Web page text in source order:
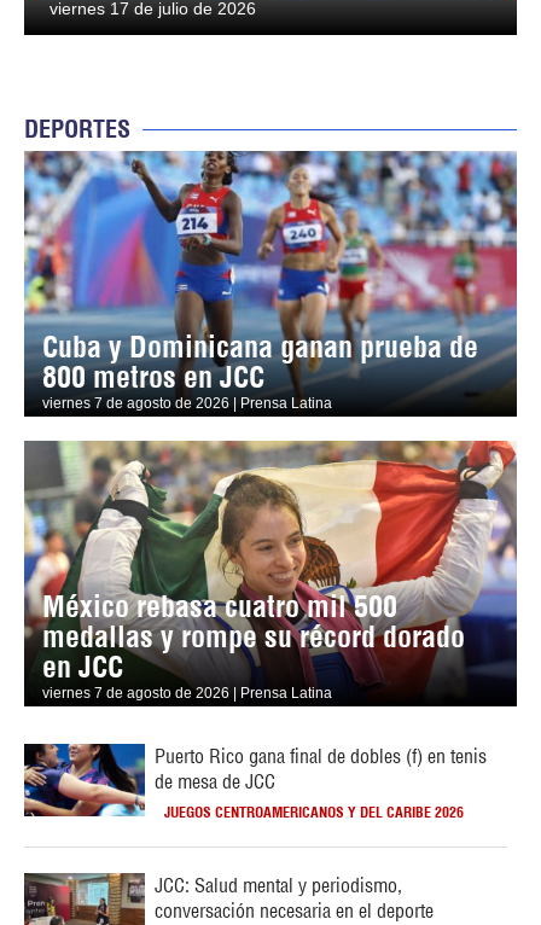
viernes 17 de julio de 2026
DEPORTES
Cuba y Dominicana ganan prueba de
800 metros en JCC
viernes 7 de agosto de 2026 | Prensa Latina
México rebasa cuatro mil 500
medallas y rompe su récord dorado
en JCC
viernes 7 de agosto de 2026 | Prensa Latina
Puerto Rico gana final de dobles (f) en tenis
de mesa de JCC
JUEGOS CENTROAMERICANOS Y DEL CARIBE 2026
JCC: Salud mental y periodismo,
conversación necesaria en el deporte